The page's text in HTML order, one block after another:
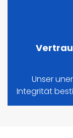
Unser
Integrität